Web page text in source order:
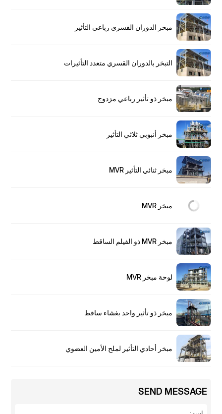
مبخر الدوران القسري رباعي التأثير
التبخر بالدوران القسري متعدد التأثيرات
مبخر ذو تأثير رباعي مزدوج
مبخر أنبوبي ثلاثي التأثير
مبخر ثنائي التأثير MVR
مبخر MVR
مبخر MVR ذو الفيلم الساقط
لوحة مبخر MVR
مبخر ذو تأثير واحد بغشاء ساقط
مبخر أحادي التأثير لملح الأمين العضوي
SEND MESSAGE